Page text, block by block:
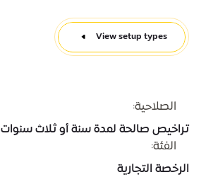
View setup types
الصلاحية:
تراخيص صالحة لمدة سنة أو ثلاث سنوات
الفئة:
الرخصة التجارية